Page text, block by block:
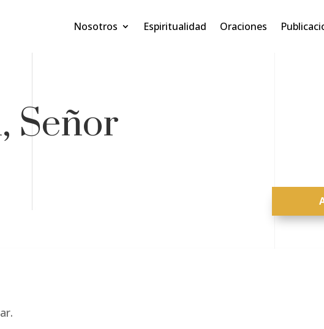
Nosotros Espiritualidad Oraciones
Señor